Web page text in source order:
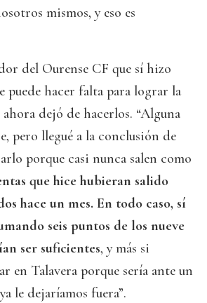
mismos, y eso es
del Ourense CF que sí hizo
puede hacer falta para lograr la
ahora dejó de hacerlos. “Alguna
pero llegué a la conclusión de
porque casi nunca salen como
que hice hubieran salido
hace un mes. En todo caso, sí
seis puntos de los nueve
ser suficientes, y más si
en Talavera porque sería ante un
le dejaríamos fuera”.